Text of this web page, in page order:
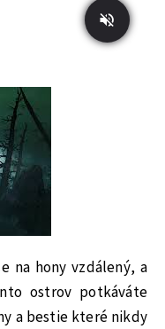
na hony vzdálený, a
ostrov potkáváte
a bestie které nikdy